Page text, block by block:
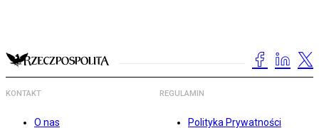
KONTAKT
O nas
REGULAMIN
Polityka Prywatności